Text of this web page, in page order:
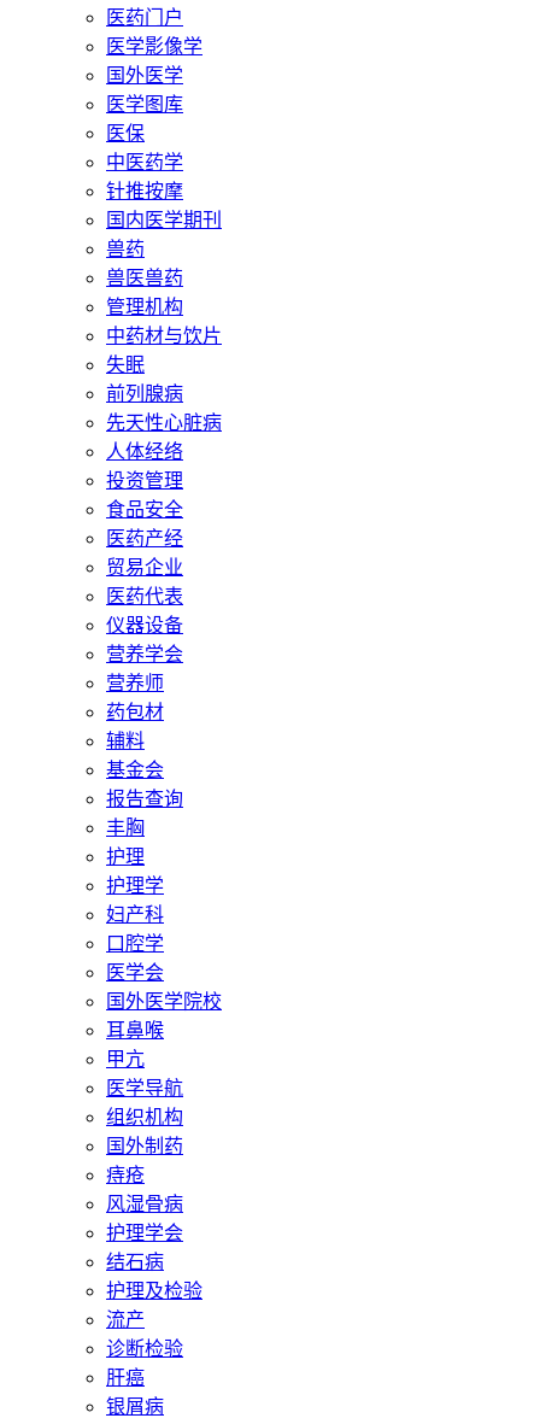
医药门户
医学影像学
国外医学
医学图库
医保
中医药学
针推按摩
国内医学期刊
兽药
兽医兽药
管理机构
中药材与饮片
失眠
前列腺病
先天性心脏病
人体经络
投资管理
食品安全
医药产经
贸易企业
医药代表
仪器设备
营养学会
营养师
药包材
辅料
基金会
报告查询
丰胸
护理
护理学
妇产科
口腔学
医学会
国外医学院校
耳鼻喉
甲亢
医学导航
组织机构
国外制药
痔疮
风湿骨病
护理学会
结石病
护理及检验
流产
诊断检验
肝癌
银屑病